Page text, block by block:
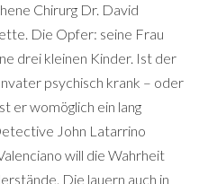
Chirurg Dr. David
Die Opfer: seine Frau
drei kleinen Kinder. Ist der
psychisch krank – oder
er womöglich ein lang
John Latarrino
will die Wahrheit
Die lauern auch in